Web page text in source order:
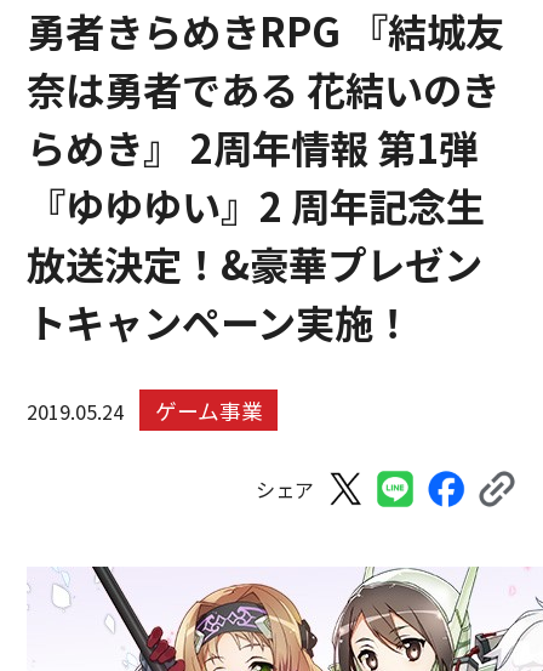
勇者きらめきRPG 『結城友
奈は勇者である 花結いのき
らめき』 2周年情報 第1弾
『ゆゆゆい』2 周年記念生
放送決定！&豪華プレゼン
トキャンペーン実施！
2019.05.24 ゲーム事業
シェア